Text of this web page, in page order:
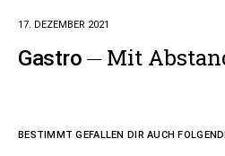
17. DEZEMBER 2021
Gastro Mit
BESTIMMT GEFALLEN DIR AUCH